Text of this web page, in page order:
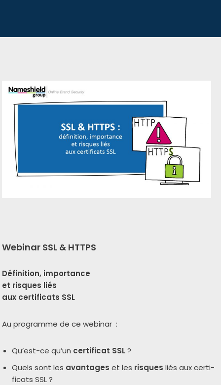
Webinar SSL & HTTPS
Définition, impor­tance
et risques liés
aux cer­ti­fi­cats SSL
Au pro­gramme de ce webi­nar :
Qu’est-ce qu’un cer­ti­fi­cat SSL?
Quels sont les avan­tages et les risques liés aux cer­ti­
fi­cats SSL ?